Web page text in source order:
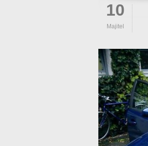
10
Majitel